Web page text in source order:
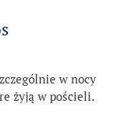
w nocy
żyją w pościeli.